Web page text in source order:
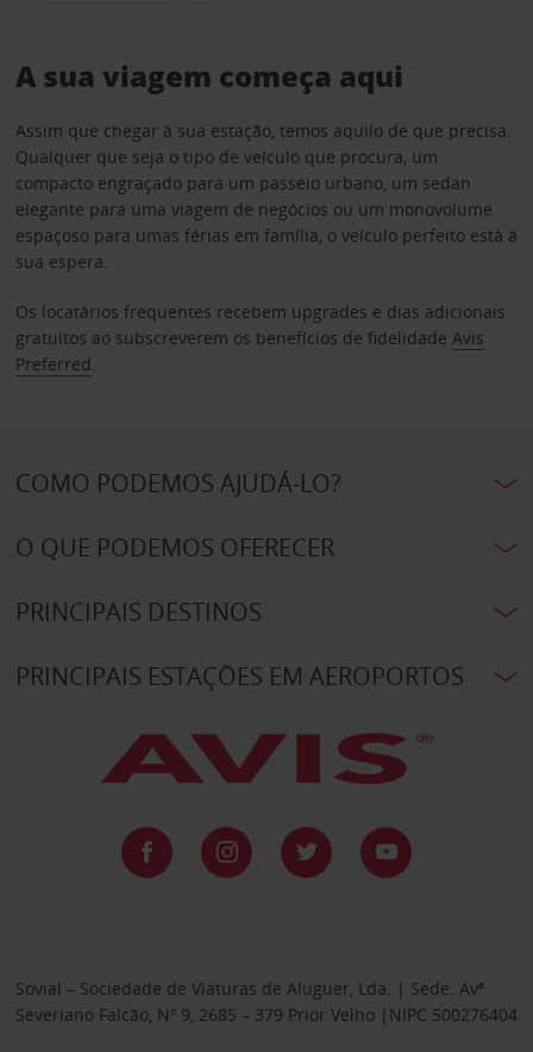
A sua viagem começa aqui
Assim que chegar à sua estação, temos aquilo de que precisa.
Qualquer que seja o tipo de veículo que procura, um
compacto engraçado para um passeio urbano, um sedan
elegante para uma viagem de negócios ou um monovolume
espaçoso para umas férias em família, o veículo perfeito está à
sua espera.
Os locatários frequentes recebem upgrades e dias adicionais
gratuitos ao subscreverem os benefícios de fidelidade Avis
Preferred.
COMO PODEMOS AJUDÁ-LO?
O QUE PODEMOS OFERECER
PRINCIPAIS DESTINOS
PRINCIPAIS ESTAÇÕES EM AEROPORTOS
Sovial – Sociedade de Viaturas de Aluguer, Lda. | Sede: Avª
Severiano Falcão, Nº 9, 2685 – 379 Prior Velho |NIPC 500276404